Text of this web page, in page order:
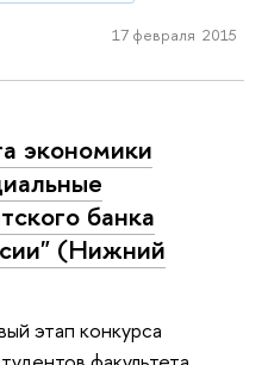
17 февраля 2015
экономики
банка
(Нижний
этап конкурса